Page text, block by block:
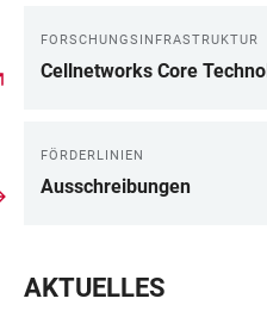
FORSCHUNGSINFRASTRUKTUR
Cellnetworks Core
FÖRDERLINIEN
Ausschreibungen
AKTUELLES